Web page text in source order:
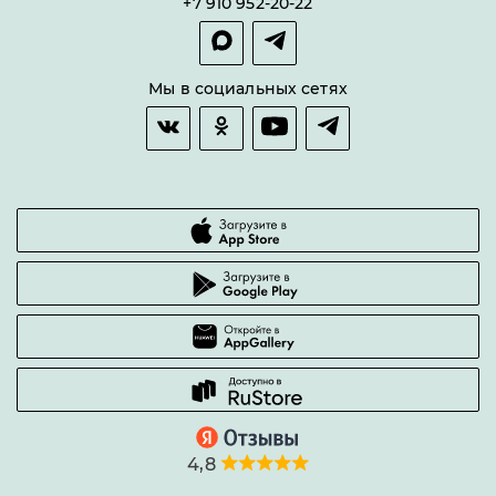
Гарантии качества
Часто задаваемые вопросы
Мы в социальных сетях
4,8